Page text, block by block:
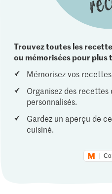
Trouvez toutes les
ou mémorisées pour plus
Mémorisez vos
Organisez des recettes
personnalisés.
Gardez un aperçu de
cuisiné.